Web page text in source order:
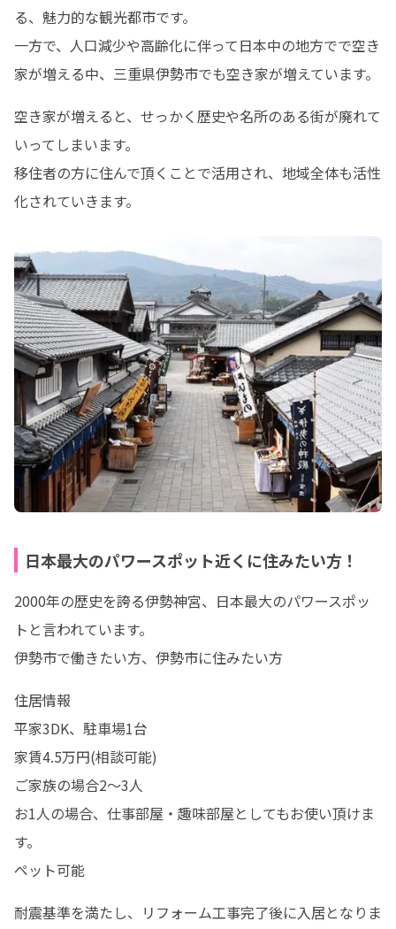
る、魅力的な観光都市です。
一方で、人口減少や高齢化に伴って日本中の地方でで空き
家が増える中、三重県伊勢市でも空き家が増えています。
空き家が増えると、せっかく歴史や名所のある街が廃れて
いってしまいます。
移住者の方に住んで頂くことで活用され、地域全体も活性
化されていきます。
日本最大のパワースポット近くに住みたい方！
2000年の歴史を誇る伊勢神宮、日本最大のパワースポッ
トと言われています。
伊勢市で働きたい方、伊勢市に住みたい方
住居情報
平家3DK、駐車場1台
家賃4.5万円(相談可能)
ご家族の場合2〜3人
お1人の場合、仕事部屋・趣味部屋としてもお使い頂けま
す。
ペット可能
耐震基準を満たし、リフォーム工事完了後に入居となりま